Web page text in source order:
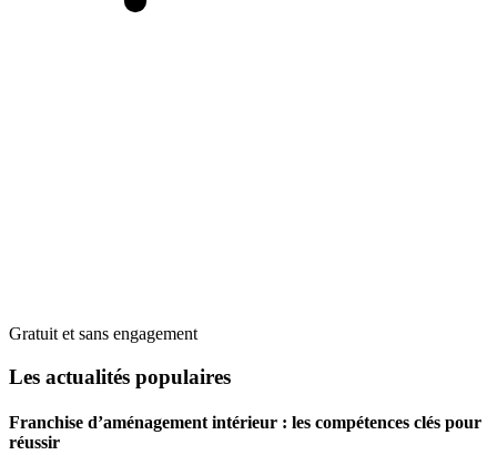
Gratuit et sans engagement
Les actualités populaires
Franchise d’aménagement intérieur : les compétences clés pour
réussir